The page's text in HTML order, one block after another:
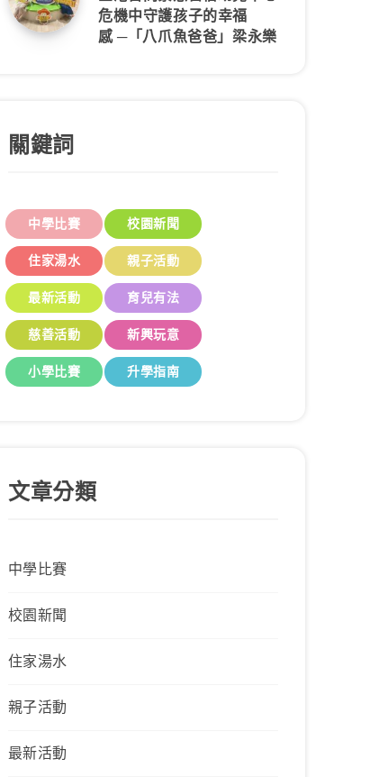
危機中守護孩子的幸福
感 ─「八爪魚爸爸」梁永樂
關鍵詞
中學比賽 校園新聞
住家湯水 親子活動
最新活動 育兒有法
慈善活動 新興玩意
小學比賽 升學指南
文章分類
中學比賽
校園新聞
住家湯水
親子活動
最新活動